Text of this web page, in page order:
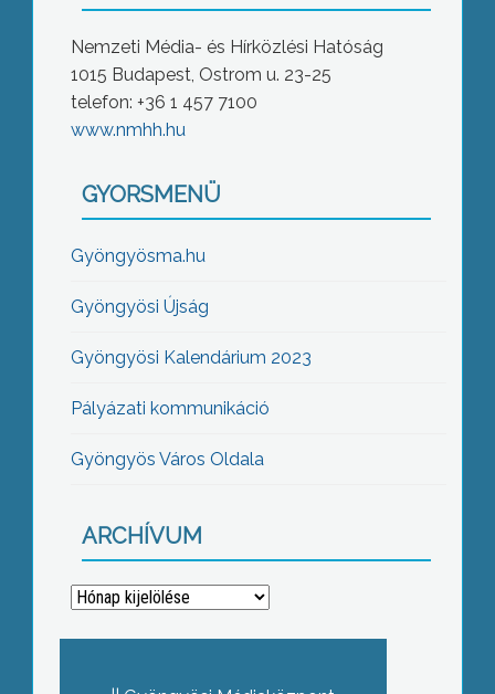
Nemzeti Média- és Hírközlési Hatóság
1015 Budapest, Ostrom u. 23-25
telefon: +36 1 457 7100
www.nmhh.hu
GYORSMENÜ
Gyöngyösma.hu
Gyöngyösi Újság
Gyöngyösi Kalendárium 2023
Pályázati kommunikáció
Gyöngyös Város Oldala
ARCHÍVUM
Archívum